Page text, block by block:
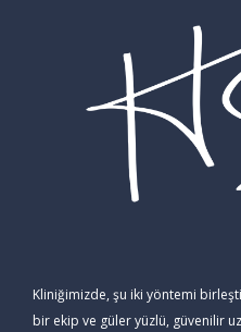
Kliniğimizde, şu iki yöntemi
bir ekip ve güler yüzlü, güvenilir